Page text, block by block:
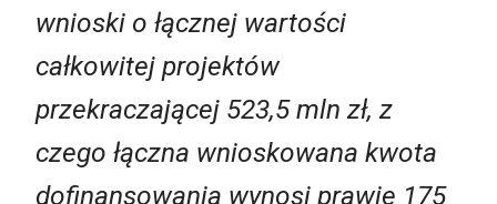
wnioski o łącznej wartości
całkowitej projektów
przekraczającej 523,5 mln zł, z
czego łączna wnioskowana kwota
dofinansowania wynosi prawie 175